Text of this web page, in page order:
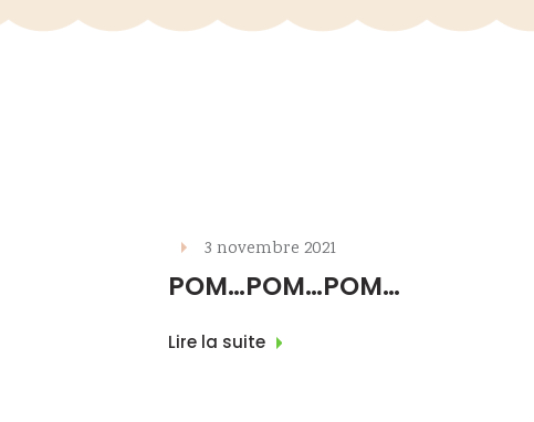
3 novembre 2021
POM…POM…POM…
Lire la suite